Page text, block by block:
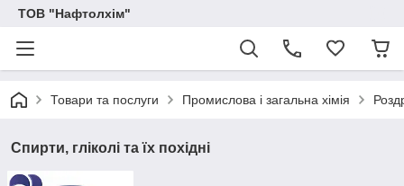
ТОВ "Нафтолхім"
Товари та послуги Промислова і загальна хімія
Спирти, гліколі та їх похідні